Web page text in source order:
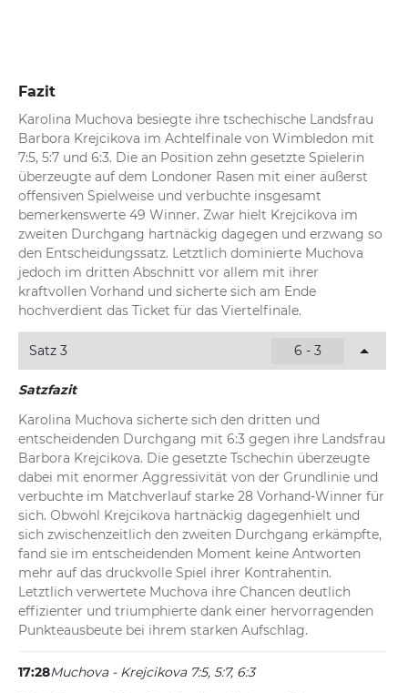
Fazit
Karolina Muchova besiegte ihre tschechische Landsfrau
Barbora Krejcikova im Achtelfinale von Wimbledon mit
7:5, 5:7 und 6:3. Die an Position zehn gesetzte Spielerin
überzeugte auf dem Londoner Rasen mit einer äußerst
offensiven Spielweise und verbuchte insgesamt
bemerkenswerte 49 Winner. Zwar hielt Krejcikova im
zweiten Durchgang hartnäckig dagegen und erzwang so
den Entscheidungssatz. Letztlich dominierte Muchova
jedoch im dritten Abschnitt vor allem mit ihrer
kraftvollen Vorhand und sicherte sich am Ende
hochverdient das Ticket für das Viertelfinale.
Satz 3 6 - 3
Satzfazit
Karolina Muchova sicherte sich den dritten und
entscheidenden Durchgang mit 6:3 gegen ihre Landsfrau
Barbora Krejcikova. Die gesetzte Tschechin überzeugte
dabei mit enormer Aggressivität von der Grundlinie und
verbuchte im Matchverlauf starke 28 Vorhand-Winner für
sich. Obwohl Krejcikova hartnäckig dagegenhielt und
sich zwischenzeitlich den zweiten Durchgang erkämpfte,
fand sie im entscheidenden Moment keine Antworten
mehr auf das druckvolle Spiel ihrer Kontrahentin.
Letztlich verwertete Muchova ihre Chancen deutlich
effizienter und triumphierte dank einer hervorragenden
Punkteausbeute bei ihrem starken Aufschlag.
17:28Muchova - Krejcikova 7:5, 5:7, 6:3